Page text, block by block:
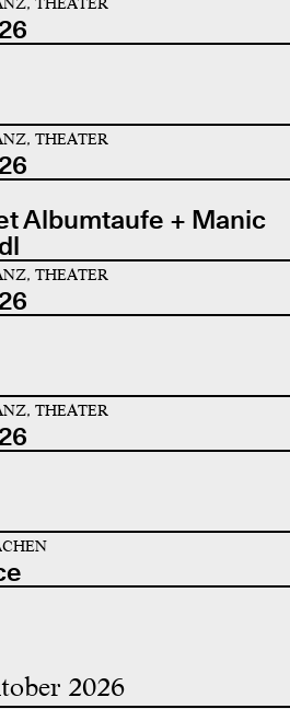
THEATER
Albumtaufe + Manic
THEATER
THEATER
2026